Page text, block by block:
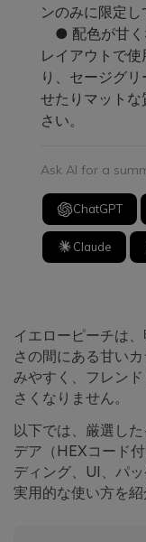
ンのみに限定し
● 配色が甘く
レイアウトで
り、セージグ
せたりマット
さい。
Ask AI for a
ChatGPT
Claude
イエローピーチは
さの間にある甘い
みやすく、フレン
さくなりません。
以下では、厳選し
デア（HEXコード
ディング、UI、パ
実用的な使い方を紹